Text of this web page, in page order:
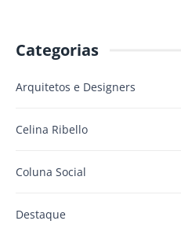
Categorias
Arquitetos e Designers
Celina Ribello
Coluna Social
Destaque